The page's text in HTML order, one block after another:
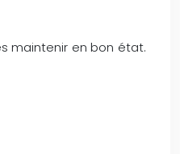
maintenir en bon état.